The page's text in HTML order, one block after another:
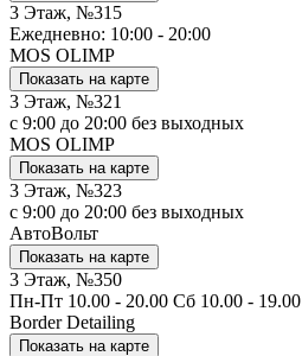
3 Этаж, №315
Ежедневно: 10:00 - 20:00
MOS OLIMP
Показать на карте
3 Этаж, №321
с 9:00 до 20:00 без выходных
MOS OLIMP
Показать на карте
3 Этаж, №323
с 9:00 до 20:00 без выходных
АвтоВольт
Показать на карте
3 Этаж, №350
Пн-Пт 10.00 - 20.00 Сб 10.00 - 19.00
Border Detailing
Показать на карте